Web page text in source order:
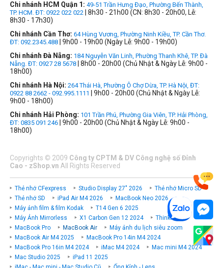
Chi nhánh HCM Quận 1: 49-51 Trần Hưng Đạo, Phường Bến Thành,
TP. HCM. ĐT: 0922 022 022 | 8h30 - 21h00 (CN: 8h30 - 20h00, Lễ:
8h30 - 17h30)
Chi nhánh Cần Thơ: 64 Hùng Vương, Phường Ninh Kiều, TP. Cần Thơ.
ĐT: 092.2345.488 | 9h00 - 19h00 (Ngày Lễ: 9h00 - 19h00)
Chi nhánh Đà Nẵng: 184 Nguyễn Văn Linh, Phường Thanh Khê, TP. Đà
Nẵng. ĐT: 0927 28 5678 | 8h00 - 20h00 (Chủ Nhật & Ngày Lễ: 9h00 -
18h00)
Chi nhánh Hà Nội: 264 Thái Hà, Phường Ô Chợ Dừa, TP. Hà Nội, ĐT:
0922 88 2662 - 092.995.1111
| 9h00 - 20h00 (Chủ Nhật & Ngày Lễ:
9h00 - 18h00)
Chi nhánh Hải Phòng: 101 Trần Phú, Phường Gia Viên, TP. Hải Phòng,
ĐT: 0835 091 246 | 9h00 - 20h00 (Chủ Nhật & Ngày Lễ: 9h00 -
18h00)
Copyrights © 2009 Công ty CPTM & DV Công nghệ số Đỉnh
Cao - zShop.vn All Rights Reserved
Thẻ nhớ CFexpress Studio Display 27" 2026
Thẻ nhớ Micro SD
Thẻ nhớ SD
iPad Air M4 2026
MacBook Neo 2026
Máy ảnh film & film Kodak
T14 Gen 6 2025
Máy Ảnh Mirrorless
X1 Carbon Gen 12 2024
ThinkPad P
MacBook Pro
MacBook Air
Máy ảnh du lịch siêu zoom
MacBook Air M4 2025
MacBook Pro 14in M4 2024
MacBook Pro 16in M4 2024
iMac M4 2024
Mac mini M4 2024
Mac Studio 2025
iPad 11 2025